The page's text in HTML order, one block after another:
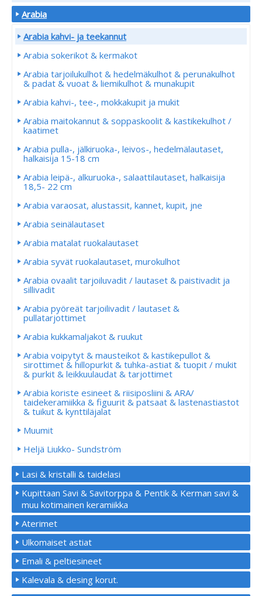
Arabia
Arabia kahvi- ja teekannut
Arabia sokerikot & kermakot
Arabia tarjoilukulhot & hedelmäkulhot & perunakulhot
& padat & vuoat & liemikulhot & munakupit
Arabia kahvi-, tee-, mokkakupit ja mukit
Arabia maitokannut & soppaskoolit & kastikekulhot /
kaatimet
Arabia pulla-, jälkiruoka-, leivos-, hedelmälautaset,
halkaisija 15-18 cm
Arabia leipä-, alkuruoka-, salaattilautaset, halkaisija
18,5- 22 cm
Arabia varaosat, alustassit, kannet, kupit, jne
Arabia seinälautaset
Arabia matalat ruokalautaset
Arabia syvät ruokalautaset, murokulhot
Arabia ovaalit tarjoiluvadit / lautaset & paistivadit ja
sillivadit
Arabia pyöreät tarjoilivadit / lautaset &
pullatarjottimet
Arabia kukkamaljakot & ruukut
Arabia voipytyt & mausteikot & kastikepullot &
sirottimet & hillopurkit & tuhka-astiat & tuopit / mukit
& purkit & leikkuulaudat & tarjottimet
Arabia koriste esineet & riisiposliini & ARA/
taidekeramiikka & figuurit & patsaat & lastenastiastot
& tuikut & kynttiläjalat
Muumit
Heljä Liukko- Sundström
Lasi & kristalli & taidelasi
Kupittaan Savi & Savitorppa & Pentik & Kerman savi &
muu kotimainen keramiikka
Aterimet
Ulkomaiset astiat
Emali & peltiesineet
Kalevala & desing korut.